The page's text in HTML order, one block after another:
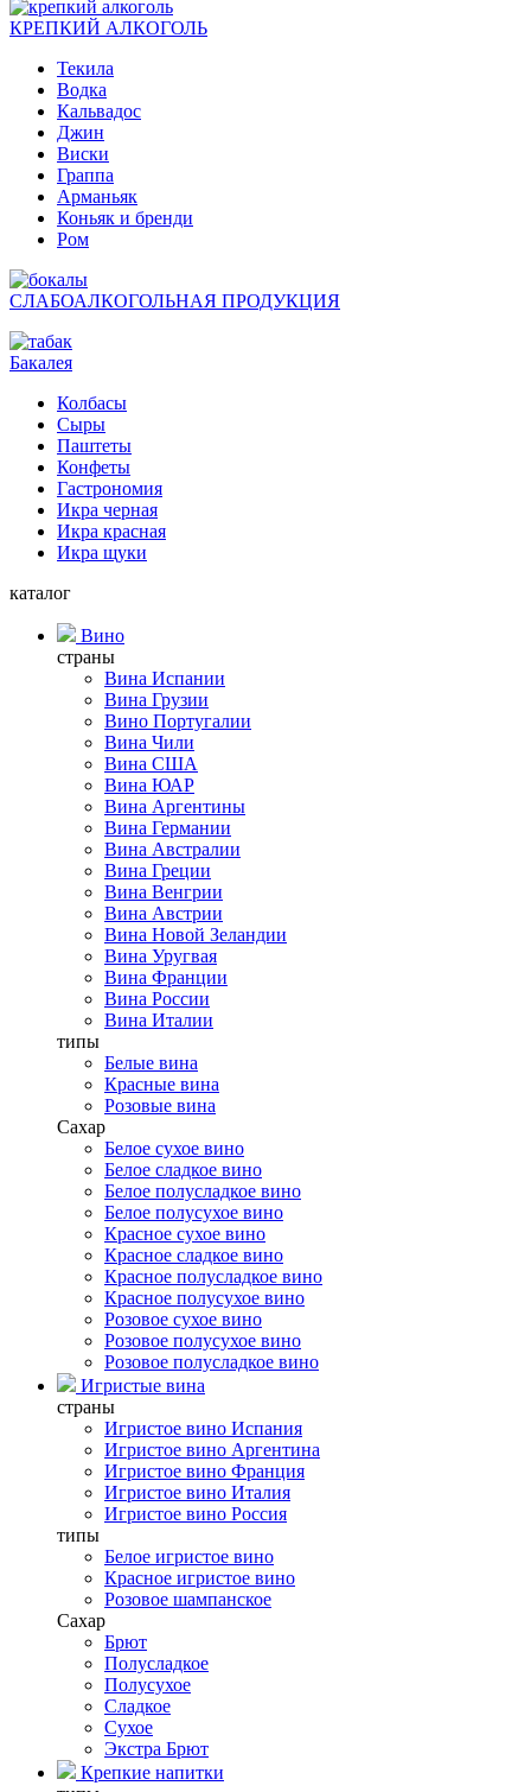
КРЕПКИЙ АЛКОГОЛЬ
Текила
Водка
Кальвадос
Джин
Виски
Граппа
Арманьяк
Коньяк и бренди
Ром
СЛАБОАЛКОГОЛЬНАЯ ПРОДУКЦИЯ
Бакалея
Колбасы
Сыры
Паштеты
Конфеты
Гастрономия
Икра черная
Икра красная
Икра щуки
каталог
Вино
страны
Вина Испании
Вина Грузии
Вино Португалии
Вина Чили
Вина США
Вина ЮАР
Вина Аргентины
Вина Германии
Вина Австралии
Вина Греции
Вина Венгрии
Вина Австрии
Вина Новой Зеландии
Вина Уругвая
Вина Франции
Вина России
Вина Италии
типы
Белые вина
Красные вина
Розовые вина
Сахар
Белое сухое вино
Белое сладкое вино
Белое полусладкое вино
Белое полусухое вино
Красное сухое вино
Красное сладкое вино
Красное полусладкое вино
Красное полусухое вино
Розовое сухое вино
Розовое полусухое вино
Розовое полусладкое вино
Игристые вина
страны
Игристое вино Испания
Игристое вино Аргентина
Игристое вино Франция
Игристое вино Италия
Игристое вино Россия
типы
Белое игристое вино
Красное игристое вино
Розовое шампанское
Сахар
Брют
Полусладкое
Полусухое
Сладкое
Сухое
Экстра Брют
Крепкие напитки